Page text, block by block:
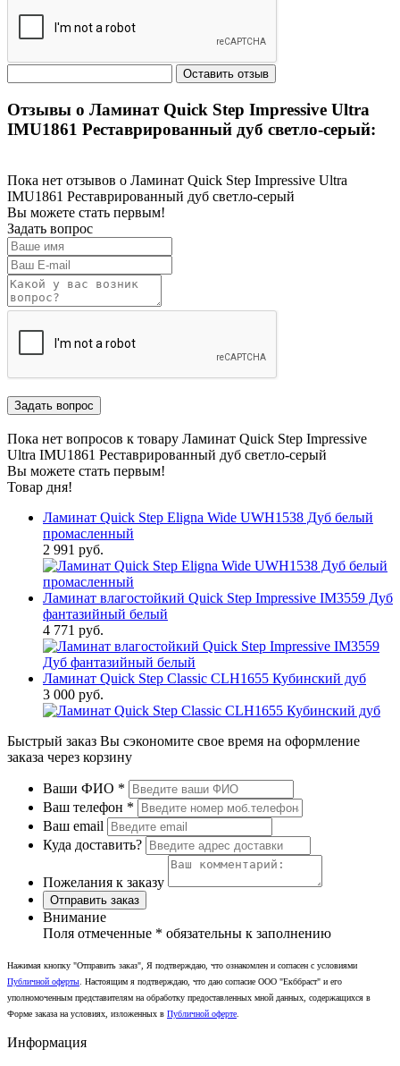
Отзывы о Ламинат Quick Step Impressive Ultra
IMU1861 Реставрированный дуб светло-серый:
Пока нет отзывов о Ламинат Quick Step Impressive Ultra
IMU1861 Реставрированный дуб светло-серый
Вы можете стать первым!
Задать вопрос
Пока нет вопросов к товару Ламинат Quick Step Impressive
Ultra IMU1861 Реставрированный дуб светло-серый
Вы можете стать первым!
Товар дня!
Ламинат Quick Step Eligna Wide UWH1538 Дуб белый
промасленный
2 991 руб.
Ламинат влагостойкий Quick Step Impressive IM3559 Дуб
фантазийный белый
4 771 руб.
Ламинат Quick Step Classic CLH1655 Кубинский дуб
3 000 руб.
Быстрый заказ Вы сэкономите свое время на оформление
заказа через корзину
Ваши ФИО *
Ваш телефон *
Ваш email
Куда доставить?
Пожелания к заказу
Отправить заказ
Внимание
Поля отмеченные * обязательны к заполнению
Нажимая кнопку "Отправить заказ", Я подтверждаю, что ознакомлен и согласен с условиями
Публичной оферты . Настоящим я подтверждаю, что даю согласие ООО "Екббраст" и его
уполномоченным представителям на обработку предоставленных мной данных, содержащихся в
Форме заказа на условиях, изложенных в Публичной оферте
Информация